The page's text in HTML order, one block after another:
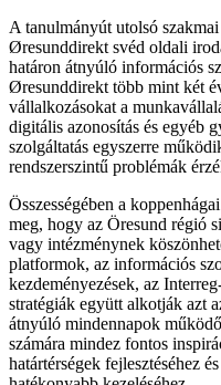
A tanulmányút utolsó
Øresunddirekt svéd oldali
határon átnyúló információs
Øresunddirekt több mint két
vállalkozásokat a
digitális azonosítás és egyéb
szolgáltatás egyszerre
rendszerszintű problémák
Összességében a
meg, hogy az Öresund régió
vagy intézménynek
platformok, az információs
kezdeményezések, az
stratégiák együtt alkotják azt
átnyúló mindennapok
számára mindez fontos
határtérségek fejlesztéséhez